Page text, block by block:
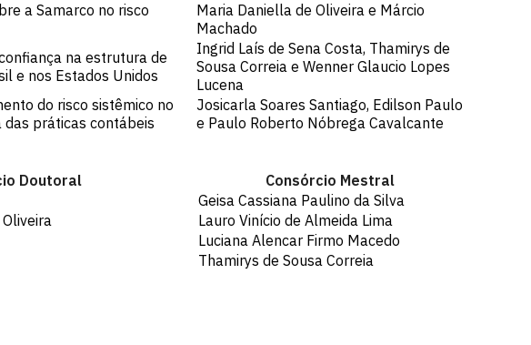
a Samarco no risco
Maria Daniella de Oliveira e Márcio
Machado
na estrutura de
e nos Estados Unidos
Ingrid Laís de Sena Costa, Thamirys de
Sousa Correia e Wenner Glaucio Lopes
Lucena
do risco sistêmico no
das práticas contábeis
Josicarla Soares Santiago, Edilson Paulo
e Paulo Roberto Nóbrega Cavalcante
Doutoral
Consórcio Mestral
Geisa Cassiana Paulino da Silva
Lauro Vinício de Almeida Lima
Luciana Alencar Firmo Macedo
Thamirys de Sousa Correia